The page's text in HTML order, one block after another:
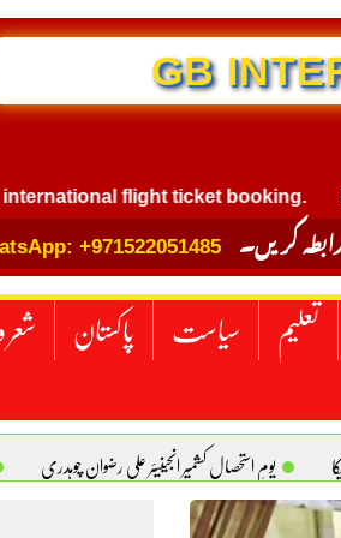
GB
flight ticket booking. Phone:
کریں۔ +971522051485
تعلیم سیاست پاکستان شعر
یومِ استحصالِ کشمیر انجینیئر علی رضوان چوہدری